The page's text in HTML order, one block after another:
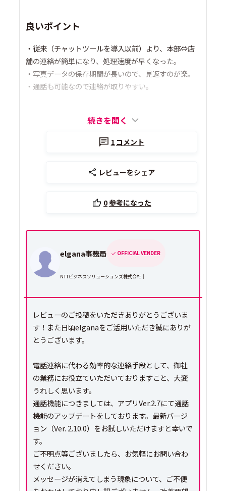
良いポイント
・従来（チャットツールを導入以前）より、本部⇔店
舗の連絡が簡単になり、処理速度が早くなった。
・写真データの保存期間が長いので、見返すのが楽。
・通話も可能なので連絡が取りやすい。
続きを開く
1 コメント
レビューをシェア
0参考になった
elgana事務局 OFFICIAL VENDER
NTTビジネスソリューションズ株式会社｜
レビューのご投稿をいただきありがとうございま
す！また日頃elganaをご活用いただき誠にありが
とうございます。
電話連絡に代わる効率的な連絡手段として、御社
の業務にお役立ていただいておりますこと、大変
うれしく思います。
通話機能につきましては、アプリVer.2.7にて通話
機能のアップデートをしております。最新バージ
ョン（Ver. 2.10.0）をお試しいただけますと幸いで
す。
ご不明点等ございましたら、お気軽にお問い合わ
せください。
メッセージが消えてしまう現象について、ご不便